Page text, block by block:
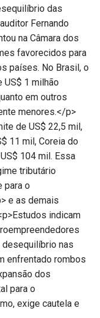
das
Fernando
na Câmara dos
favorecidos para
países. No Brasil, o
US$ 1 milhão
em outros
menores.</p>
de US$ 22,5 mil,
11 mil, Coreia do
104 mil. Essa
tributário
para o
e as demais
indicam
nas
enfrentado rombos
dos
para o
exige cautela e